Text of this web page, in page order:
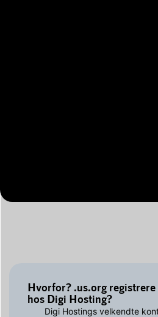
Hvorfor? .us.org
hos Digi Hosting?
Digi Hostings velkendte